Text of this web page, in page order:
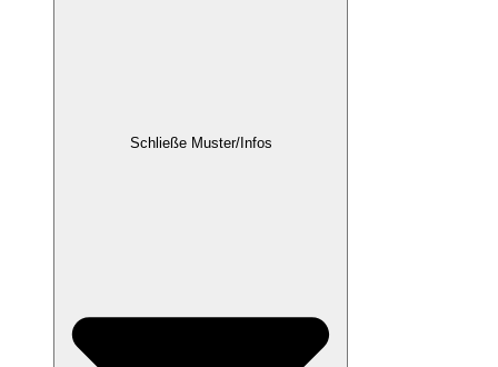
Schließe Muster/Infos